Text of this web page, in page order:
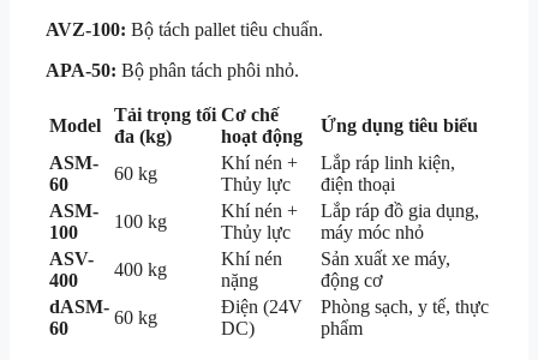
AVZ-100: Bộ tách pallet tiêu chuẩn.
APA-50: Bộ phân tách phôi nhỏ.
Model
Tải trọng tối
đa (kg)
Cơ chế
hoạt động
Ứng dụng tiêu biểu
ASM-
60
60 kg
Khí nén +
Thủy lực
Lắp ráp linh kiện,
điện thoại
ASM-
100
100 kg
Khí nén +
Thủy lực
Lắp ráp đồ gia dụng,
máy móc nhỏ
ASV-
400
400 kg
Khí nén
nặng
Sản xuất xe máy,
động cơ
dASM-
60
60 kg
Điện (24V
DC)
Phòng sạch, y tế, thực
phẩm